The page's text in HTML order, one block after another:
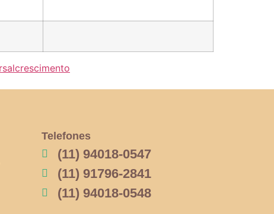
crescimento
Telefones
(11) 94018-0547
(11) 91796-2841
(11) 94018-0548